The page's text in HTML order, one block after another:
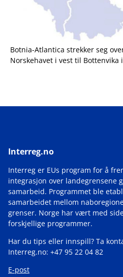
Botnia-Atlantica strekker seg
Norskehavet i vest til Bottenvika
Interreg.no
Interreg er EUs program for å
integrasjon over landegrensene
samarbeid. Programmet ble
samarbeidet mellom
grenser. Norge har vært med
forskjellige programmer.
Har du tips eller innspill? Ta
Interreg.no: +47 95 22 04 82
E-post